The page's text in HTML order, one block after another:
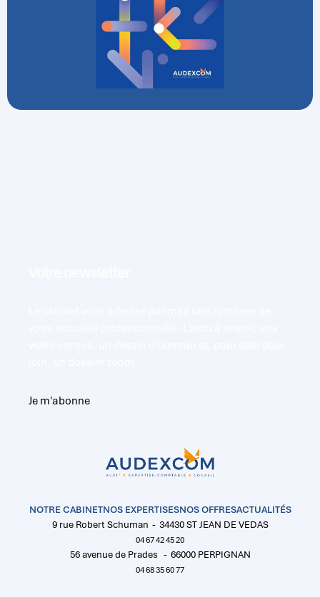
Je m'abonne
NOTRE CABINETNOS EXPERTISESNOS OFFRESACTUALITÉS
9 rue Robert Schuman
34430 ST JEAN DE VEDAS
04 67 42 45 20
56 avenue de Prades 66000 PERPIGNAN
04 68 35 60 77